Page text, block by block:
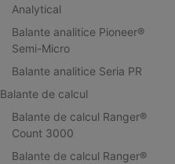
Analytical
Balante analitice Pioneer®
Semi-Micro
Balante analitice Seria PR
Balante de calcul
Balante de calcul Ranger®
Count 3000
Balante de calcul Ranger®